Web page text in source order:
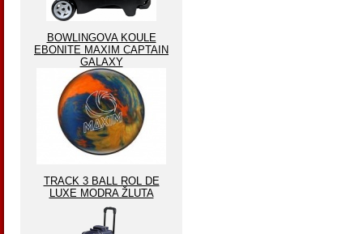
BOWLINGOVA KOULE
EBONITE MAXIM CAPTAIN
GALAXY
TRACK 3 BALL ROL DE
LUXE MODRA ŽLUTA